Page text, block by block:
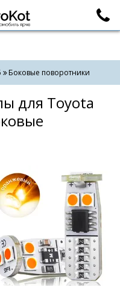
Боковые поворотники
для Toyota